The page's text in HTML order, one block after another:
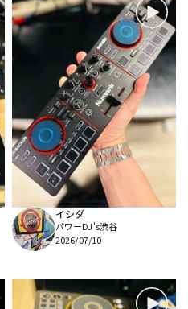
イシダ
パワーDJ's渋谷
2026/07/10